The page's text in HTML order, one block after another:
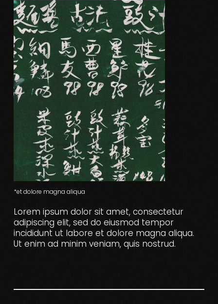
*et dolore magna aliqua
Lorem ipsum dolor sit amet, consectetur
adipiscing elit, sed do eiusmod tempor
incididunt ut labore et dolore magna aliqua.
Ut enim ad minim veniam, quis nostrud.